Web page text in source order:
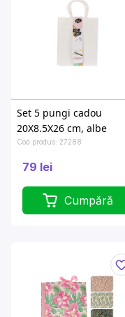
Set 5 pungi cadou
20X8.5X26 cm, albe
Cod produs: 27288
79 lei
Cumpără